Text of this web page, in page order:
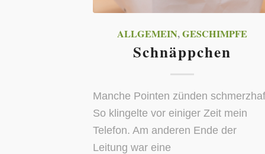
ALLGEMEIN,GESCHIMPFE
Schnäppchen
Manche Pointen zünden
So klingelte vor einiger Zeit mein
Telefon. Am anderen Ende der
Leitung war eine